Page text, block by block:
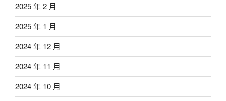
2025 年 2 月
2025 年 1 月
2024 年 12 月
2024 年 11 月
2024 年 10 月